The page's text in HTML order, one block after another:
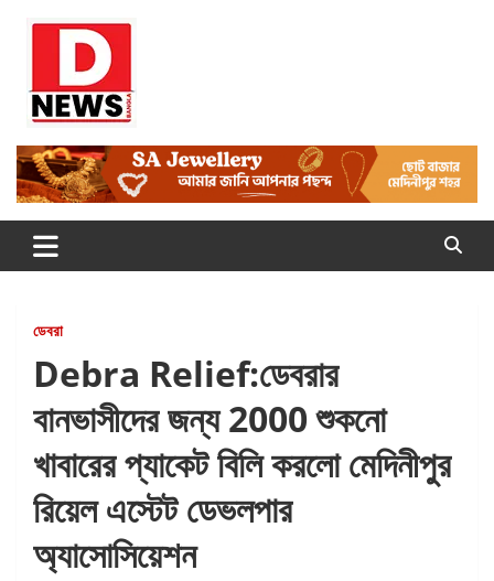
Dnews
#Medinipur24X7News
ডেবরা
Debra Relief:ডেবরার
বানভাসীদের জন্য 2000 শুকনো
খাবারের প্যাকেট বিলি করলো মেদিনীপুর
রিয়েল এস্টেট ডেভলপার
অ্যাসোসিয়েশন